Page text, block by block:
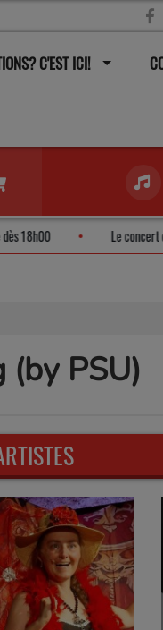
C'EST ICI!
ouvre dès 18h00 Le
(by PSU)